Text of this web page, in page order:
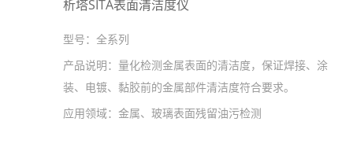
析塔SITA表面清洁度仪
型号： 全系列
产品说明： 量化检测金属表面的清洁度，保证焊接、涂
装、电镀、黏胶前的金属部件清洁度符合要求。
应用领域： 金属、玻璃表面残留油污检测